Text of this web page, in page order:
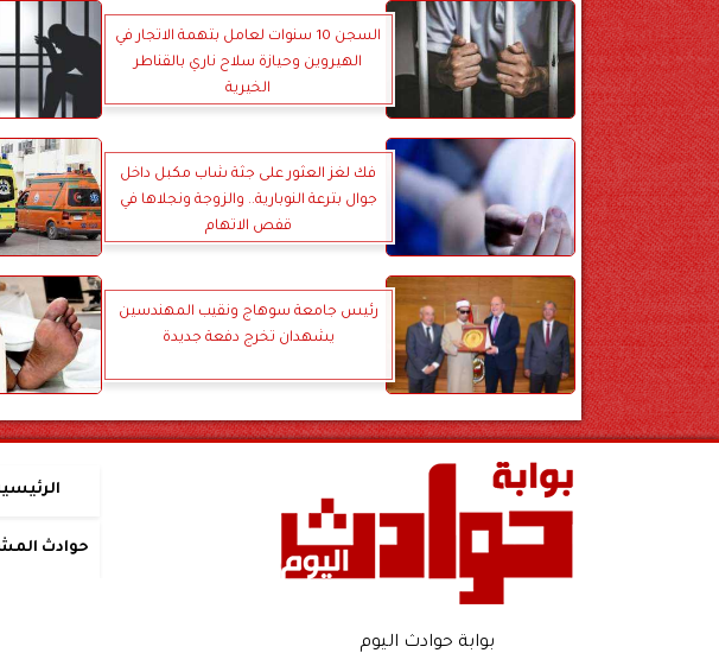
السجن 10 سنوات لعامل بتهمة الاتجار في
الهيروين وحيازة سلاح ناري بالقناطر
الخيرية
فك لغز العثور على جثة شاب مكبل داخل
جوال بترعة النوبارية.. والزوجة ونجلاها في
قفص الاتهام
رئيس جامعة سوهاج ونقيب المهندسين
يشهدان تخرج دفعة جديدة
بوابة حوادث اليوم
حوادث